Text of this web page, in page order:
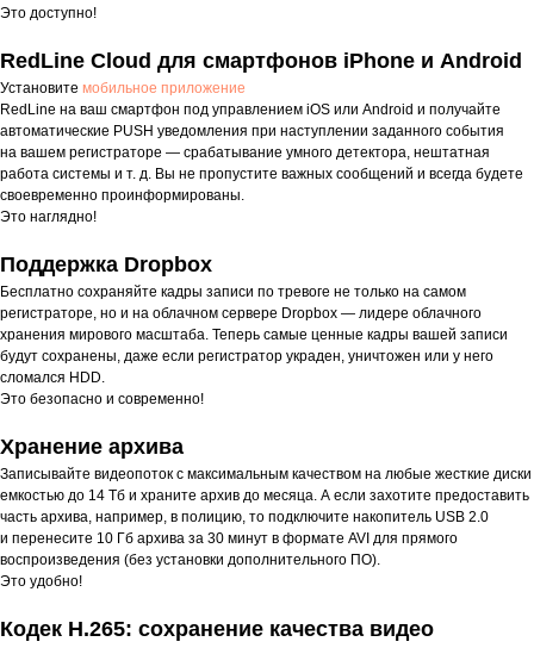
Это доступно!
RedLine Cloud для смартфонов iPhone и Android
Установите мобильное приложение
RedLine на ваш смартфон под управлением iOS или Android и получайте
автоматические PUSH уведомления при наступлении заданного события
на вашем регистраторе — срабатывание умного детектора, нештатная
работа системы и т. д. Вы не пропустите важных сообщений и всегда будете
своевременно проинформированы.
Это наглядно!
Поддержка Dropbox
Бесплатно сохраняйте кадры записи по тревоге не только на самом
регистраторе, но и на облачном сервере Dropbox — лидере облачного
хранения мирового масштаба. Теперь самые ценные кадры вашей записи
будут сохранены, даже если регистратор украден, уничтожен или у него
сломался HDD.
Это безопасно и современно!
Хранение архива
Записывайте видеопоток с максимальным качеством на любые жесткие диски
емкостью до 14 Тб и храните архив до месяца. А если захотите предоставить
часть архива, например, в полицию, то подключите накопитель USB 2.0
и перенесите 10 Гб архива за 30 минут в формате AVI для прямого
воспроизведения (без установки дополнительного ПО).
Это удобно!
Кодек H.265: сохранение качества видео